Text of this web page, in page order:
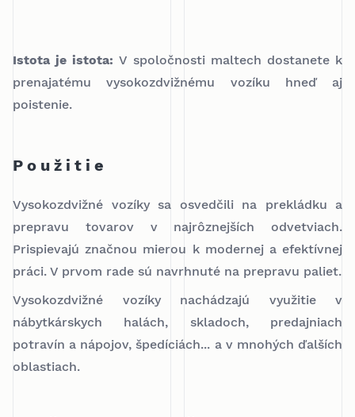
Istota je istota:V spoločnosti maltech dostanete k
prenajatému vysokozdvižnému vozíku hneď aj
poistenie.
Použitie
Vysokozdvižné vozíky sa osvedčili na prekládku a
prepravu tovarov v najrôznejších odvetviach.
Prispievajú značnou mierou k modernej a efektívnej
práci. V prvom rade sú navrhnuté na prepravu paliet.
Vysokozdvižné vozíky nachádzajú využitie v
nábytkárskych halách, skladoch, predajniach
potravín a nápojov, špedíciách... a v mnohých ďalších
oblastiach.